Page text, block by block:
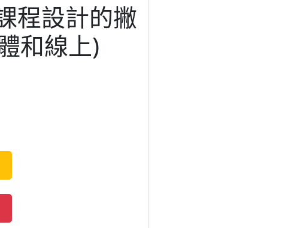
程設計的撇
和線上)